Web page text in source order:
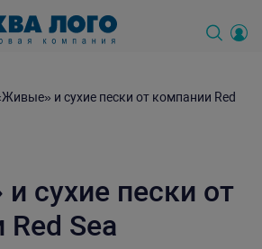
и сухие пески от компании Red
сухие пески от
Sea